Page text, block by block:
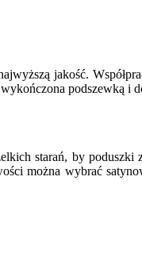
jakość.
podszewką i
starań, by poduszki
można wybrać